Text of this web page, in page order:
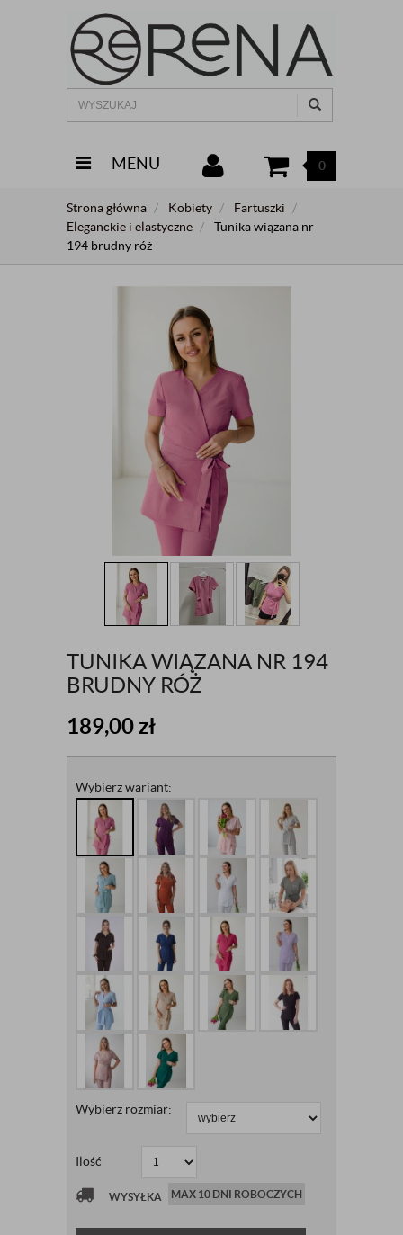
MENU 0
Strona główna Kobiety
Fartuszki
Eleganckie i elastyczne
Tunika wiązana nr
194 brudny róż
TUNIKA WIĄZANA NR 194
BRUDNY RÓŻ
189,00zł
Wybierz wariant:
Wybierz rozmiar:
Ilość
WYSYŁKA MAX 10 DNI ROBOCZYCH